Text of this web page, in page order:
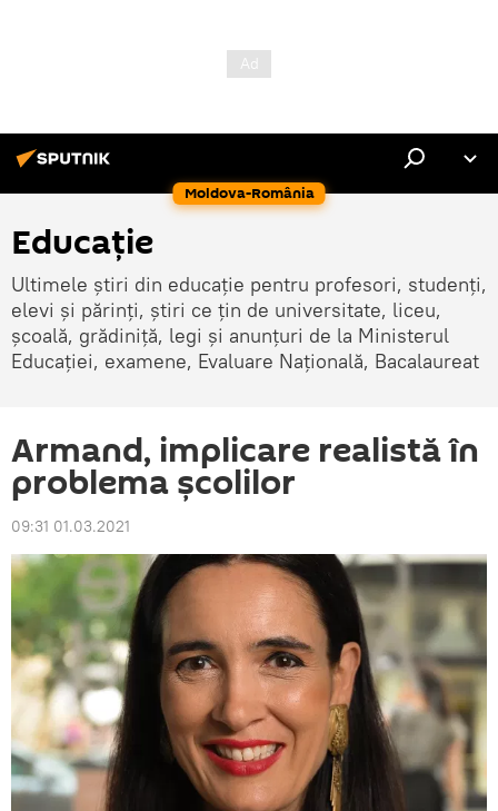
Moldova-România
Educație
Ultimele știri din educație pentru profesori, studenți,
elevi și părinți, știri ce țin de universitate, liceu,
școală, grădiniță, legi și anunțuri de la Ministerul
Educației, examene, Evaluare Națională, Bacalaureat
Armand, implicare realistă în
problema școlilor
09:31 01.03.2021